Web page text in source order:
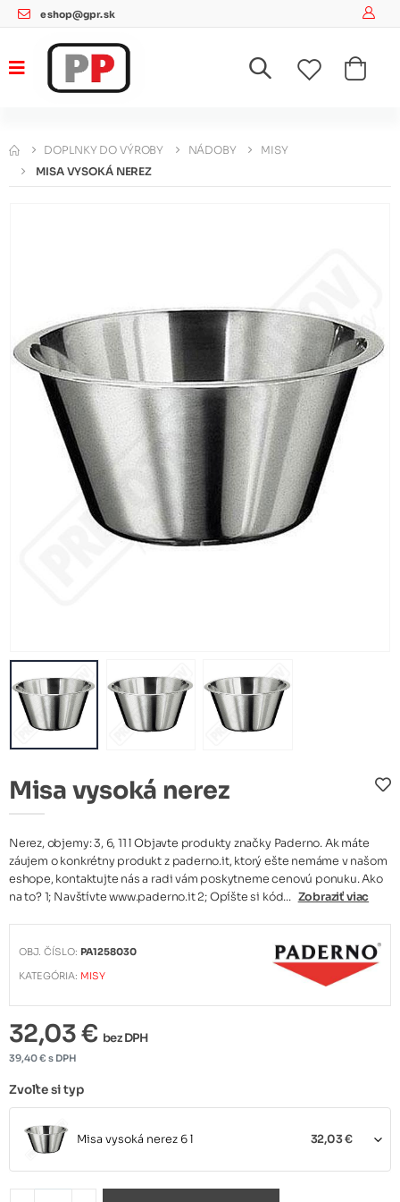
eshop@gpr.sk
DOPLNKY DO VÝROBY NÁDOBY
MISY
MISA VYSOKÁ NEREZ
Misa vysoká nerez
Nerez, objemy: 3, 6, 11 l Objavte produkty značky Paderno. Ak máte
záujem o konkrétny produkt z paderno.it, ktorý ešte nemáme v našom
eshope, kontaktujte nás a radi vám poskytneme cenovú ponuku. Ako
na to? 1; Navštívte www.paderno.it 2; Opíšte si kód... Zobraziť viac
OBJ. ČÍSLO: PA1258030
KATEGÓRIA: MISY
32,03 € bez DPH
39,40 € s DPH
Zvoľte si typ
Misa vysoká nerez 6 l 32,03 €